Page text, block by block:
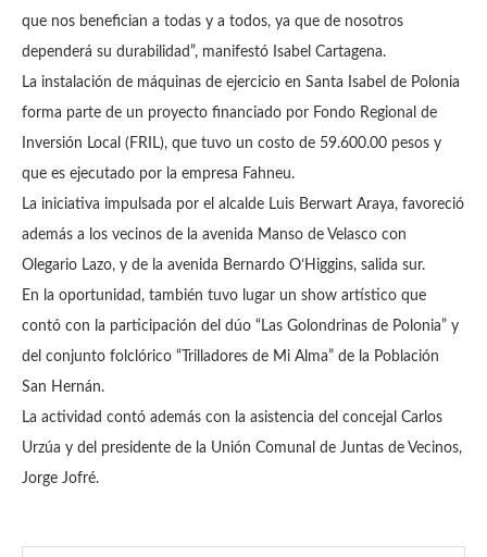
que nos benefician a todas y a todos, ya que de nosotros
dependerá su durabilidad”, manifestó Isabel Cartagena.
La instalación de máquinas de ejercicio en Santa Isabel de Polonia
forma parte de un proyecto financiado por Fondo Regional de
Inversión Local (FRIL), que tuvo un costo de 59.600.00 pesos y
que es ejecutado por la empresa Fahneu.
La iniciativa impulsada por el alcalde Luis Berwart Araya, favoreció
además a los vecinos de la avenida Manso de Velasco con
Olegario Lazo, y de la avenida Bernardo O’Higgins, salida sur.
En la oportunidad, también tuvo lugar un show artístico que
contó con la participación del dúo “Las Golondrinas de Polonia” y
del conjunto folclórico “Trilladores de Mi Alma” de la Población
San Hernán.
La actividad contó además con la asistencia del concejal Carlos
Urzúa y del presidente de la Unión Comunal de Juntas de Vecinos,
Jorge Jofré.